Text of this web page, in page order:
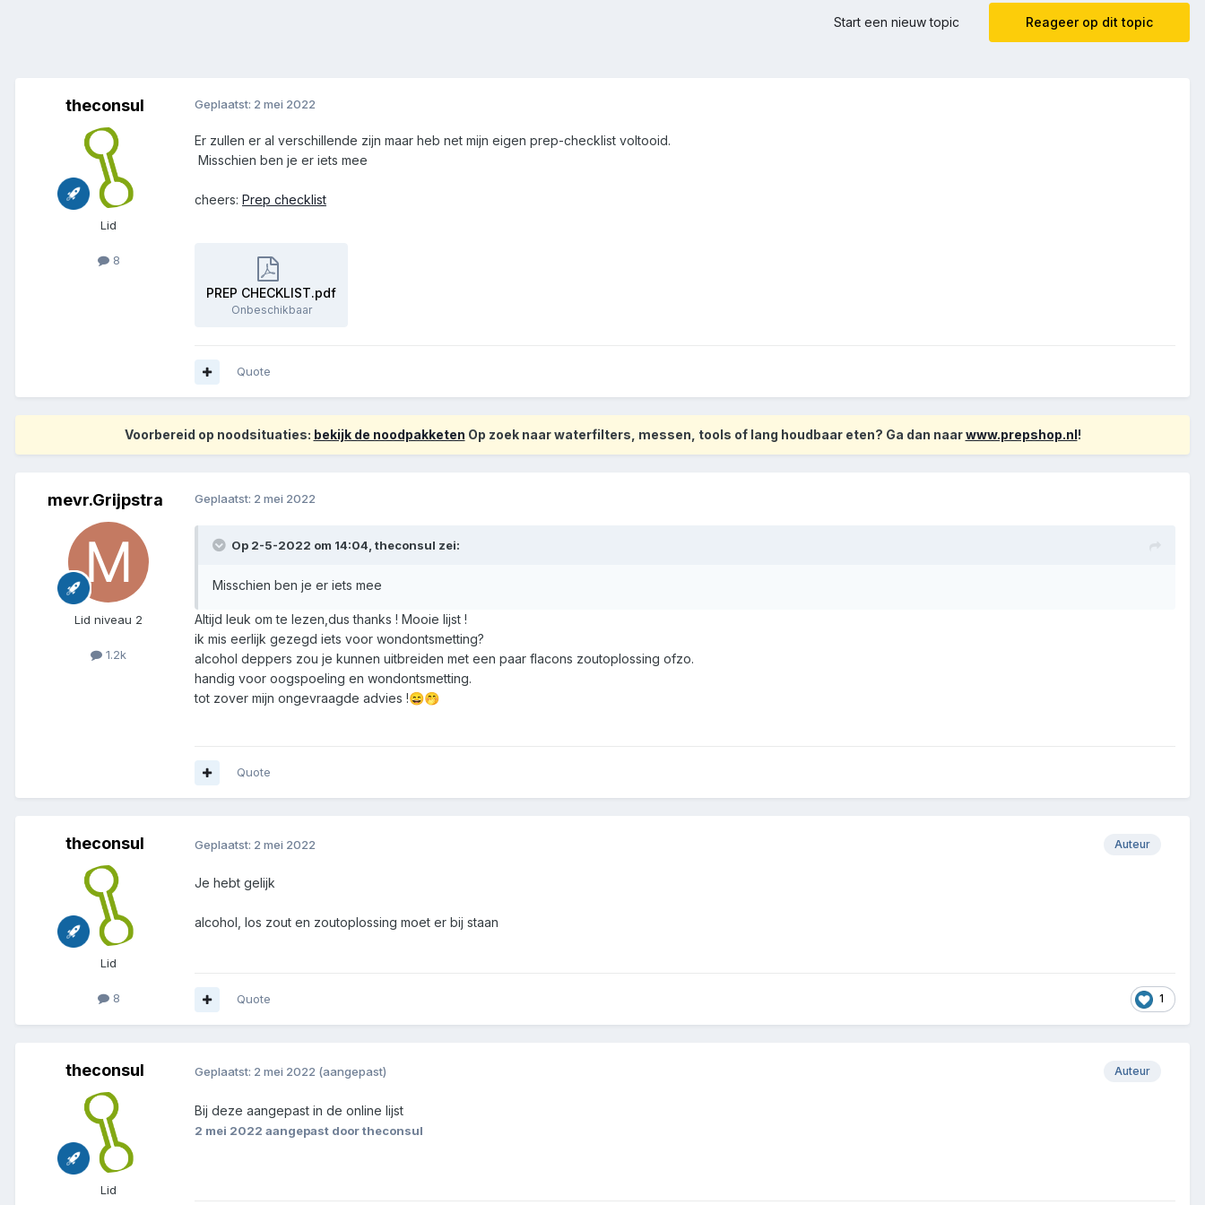
Reageer op dit topic
Start een nieuw topic
theconsul
Lid
8
Geplaatst: 2 mei 2022
Er zullen er al verschillende zijn maar heb net mijn eigen prep-checklist voltooid.
Misschien ben je er iets mee
cheers: Prep checklist
PREP CHECKLIST.pdf
Onbeschikbaar
Quote
Voorbereid op noodsituaties: bekijk de noodpakketen Op zoek naar waterfilters, messen, tools of lang houdbaar eten? Ga dan naarwww.prepshop.nl!
mevr.Grijpstra
Lid niveau 2
1.2k
Geplaatst: 2 mei 2022
Op 2-5-2022 om 14:04, theconsul zei:
Misschien ben je er iets mee
Altijd leuk om te lezen,dus thanks ! Mooie lijst !
ik mis eerlijk gezegd iets voor wondontsmetting?
alcohol deppers zou je kunnen uitbreiden met een paar flacons zoutoplossing ofzo.
handig voor oogspoeling en wondontsmetting.
tot zover mijn ongevraagde advies !😄🤭
Quote
theconsul
Lid
8
Auteur
Geplaatst: 2 mei 2022
Je hebt gelijk
alcohol, los zout en zoutoplossing moet er bij staan
1
Quote
theconsul
Lid
Auteur
Geplaatst: 2 mei 2022 (aangepast)
Bij deze aangepast in de online lijst
2 mei 2022 aangepast door theconsul